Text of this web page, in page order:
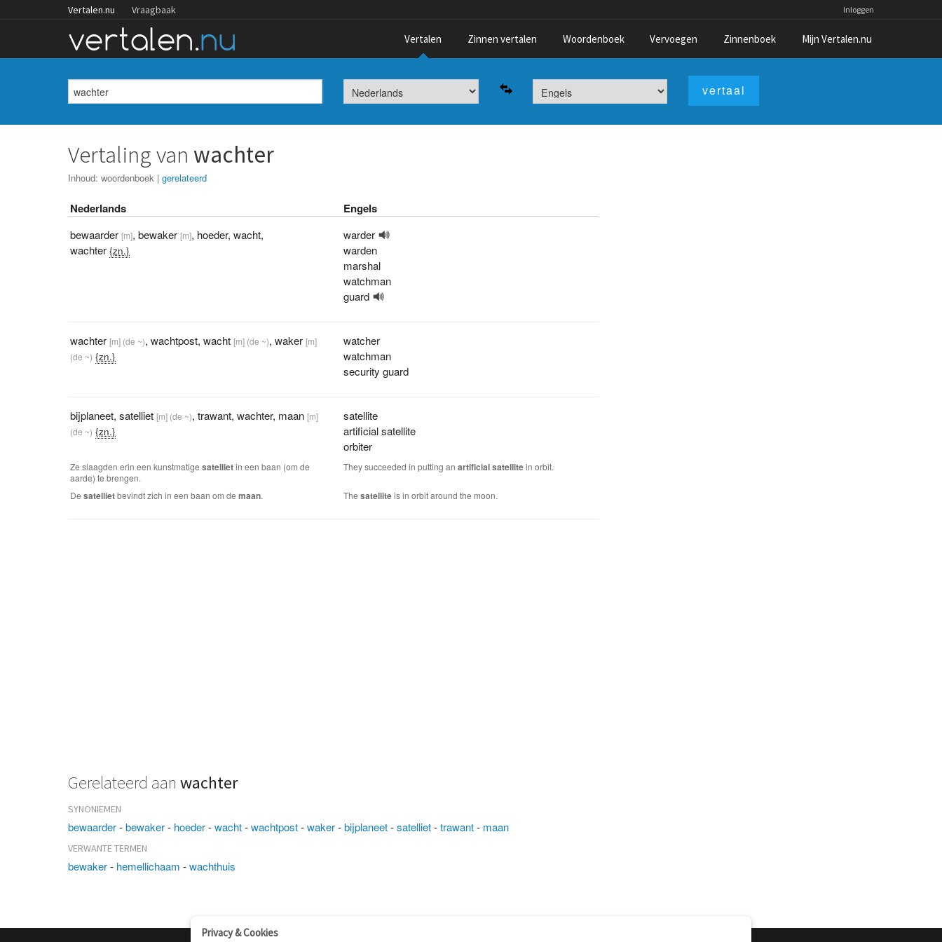
Vertalen.nu Vraagbaak Inloggen
Vertalen Zinnen vertalen Woordenboek Vervoegen Zinnenboek Mijn Vertalen.nu
Vertaling van wachter
Inhoud:woordenboek |gerelateerd
Nederlands Engels
bewaarder [m],bewaker [m], hoeder,wacht,
wachter {zn.}
warder
warden
marshal
watchman
guard
wachter [m] (de ~),wachtpost,wacht [m] (de ~),waker [m]
(de ~) {zn.}
watcher
watchman
security guard
bijplaneet,satelliet [m] (de ~),trawant,wachter, maan [m]
(de ~) {zn.}
satellite
artificial satellite
orbiter
Ze slaagden erin een kunstmatigesatellietin een baan (om de
aarde) te brengen.
They succeeded in putting anartificialsatellitein orbit.
Desatellietbevindt zich in een baan om demaan. Thesatelliteis in orbit around the moon.
Gerelateerd aanwachter
SYNONIEMEN
bewaarder-bewaker- hoeder-wacht-wachtpost-waker-bijplaneet-satelliet-trawant- maan
VERWANTE TERMEN
bewaker- hemellichaam -wachthuis
Privacy & Cookies